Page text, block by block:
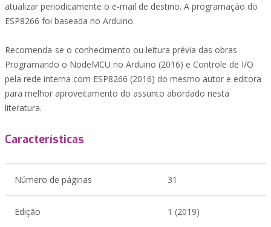
atualizar periodicamente o e-mail de destino. A programação do
ESP8266 foi baseada no Arduino.
Recomenda-se o conhecimento ou leitura prévia das obras
Programando o NodeMCU no Arduino (2016) e Controle de I/O
pela rede interna com ESP8266 (2016) do mesmo autor e editora
para melhor aproveitamento do assunto abordado nesta
literatura.
Características
Número de páginas 31
Edição 1 (2019)